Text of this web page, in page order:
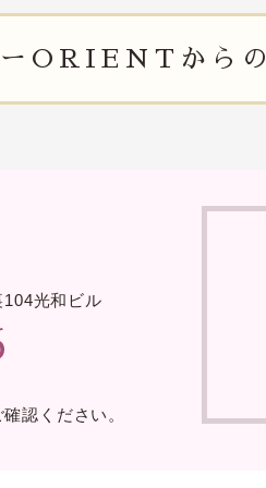
ORIENTからの
104光和ビル
認ください。